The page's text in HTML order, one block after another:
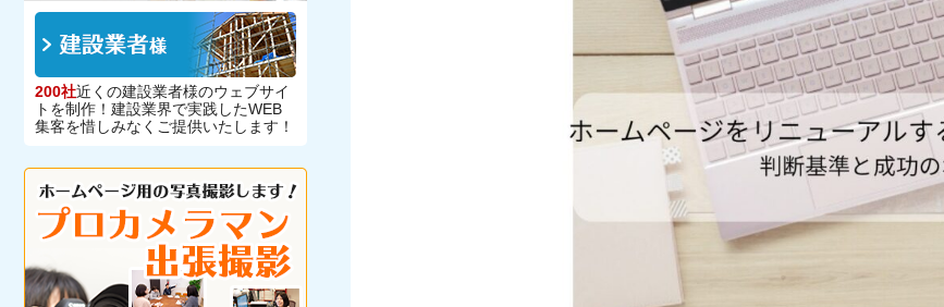
200社近くの建設業者様のウェブサイ
トを制作！建設業界で実践したWEB
集客を惜しみなくご提供いたします！